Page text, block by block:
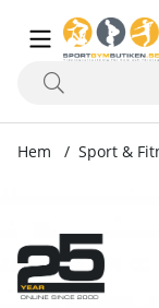
Hem Sport &